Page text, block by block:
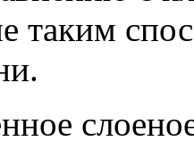
таким
слоеное